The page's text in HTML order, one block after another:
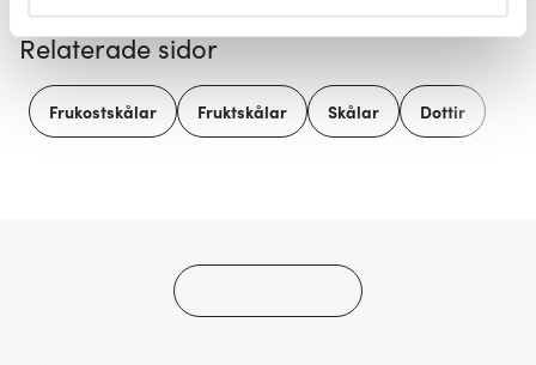
Vi använder cookies för att innehållet och annonserna
ska anpassas efter det som vi tror att du tycker om. Det
gör också att vi kan analysera vår trafik och göra
Relaterade sidor
Frukostskålar Fruktskålar Skålar Dottir